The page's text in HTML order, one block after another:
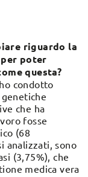
riguardo la
poter
questa?
condotto
che ha
fosse
(68
analizzati, sono
(3,75%), che
medica vera